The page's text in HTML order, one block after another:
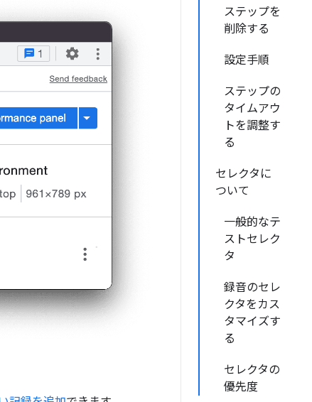
ステップを
削除する
設定手順
ステップの
タイムアウ
トを調整す
る
セレクタに
ついて
一般的なテ
ストセレク
タ
録音のセレ
クタをカス
タマイズす
る
セレクタの
優先度